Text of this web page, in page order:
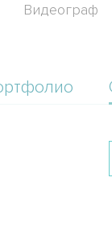
Видеограф